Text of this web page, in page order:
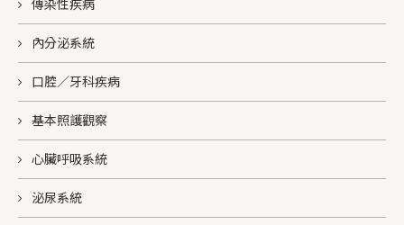
內分泌系統
口腔／牙科疾病
基本照護觀察
心臟呼吸系統
泌尿系統